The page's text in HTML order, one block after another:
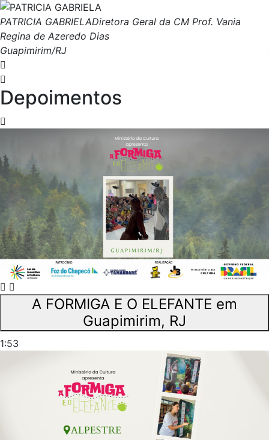
PATRICIA GABRIELADiretora Geral da CM Prof. Vania
Regina de Azeredo Dias
Guapimirim/RJ
Depoimentos
A FORMIGA E O ELEFANTE em
Guapimirim, RJ
1:53